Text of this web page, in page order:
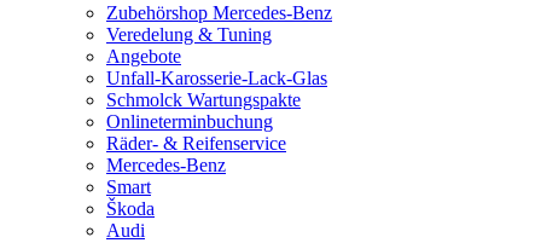
Zubehörshop Mercedes-Benz
Veredelung & Tuning
Angebote
Unfall-Karosserie-Lack-Glas
Schmolck Wartungspakte
Onlineterminbuchung
Räder- & Reifenservice
Mercedes-Benz
Smart
Škoda
Audi